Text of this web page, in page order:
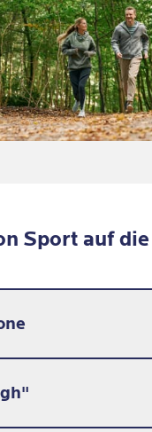
Sport auf die
beeinflusst